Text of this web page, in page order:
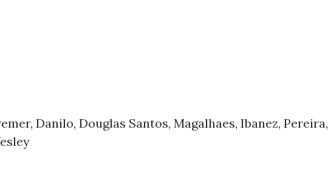
Danilo, Douglas Santos, Magalhaes, Ibanez, Pereira,